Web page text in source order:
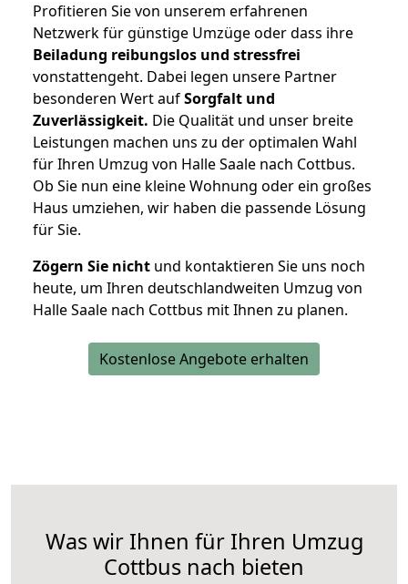
Profitieren Sie von unserem erfahrenen
Netzwerk für günstige Umzüge oder dass ihre
Beiladung reibungslos und stressfrei
vonstattengeht. Dabei legen unsere Partner
besonderen Wert aufSorgfalt und
Zuverlässigkeit. Die Qualität und unser breite
Leistungen machen uns zu der optimalen Wahl
für Ihren Umzug von Halle Saale nach Cottbus.
Ob Sie nun eine kleine Wohnung oder ein großes
Haus umziehen, wir haben die passende Lösung
für Sie.
Zögern Sie nicht und kontaktieren Sie uns noch
heute, um Ihren deutschlandweiten Umzug von
Halle Saale nach Cottbus mit Ihnen zu planen.
Kostenlose Angebote erhalten
Was wir Ihnen für Ihren Umzug
Cottbus nach bieten